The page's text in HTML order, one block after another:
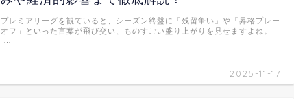
2025-11-17
プレミアリーグを観ていると、シーズン終盤に「残留争い」や「昇格プレー
オフ」といった言葉が飛び交い、ものすごい盛り上がりを見せますよね。